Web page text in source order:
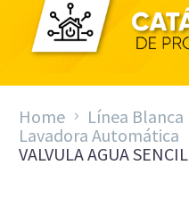
Home
Línea Blanca
Lavadora Automática
VALVULA AGUA